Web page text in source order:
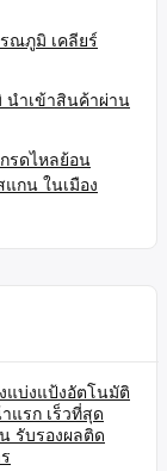
ณภูมิ เคลียร์
นำเข้าสินค้าผ่าน
รดไหลย้อน
กน ในเมือง
แบ่งแป้งอัตโนมัติ
แรก เร็วที่สุด
รับรองผลติด